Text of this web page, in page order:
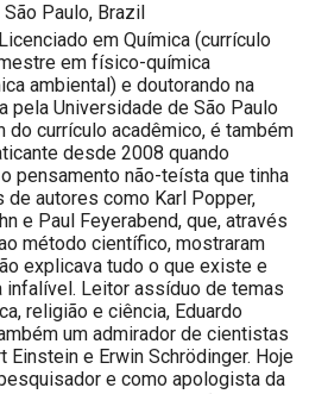
São Paulo, Brazil
em Química (currículo
em físico-química
ambiental) e doutorando na
pela Universidade de São Paulo
do currículo acadêmico, é também
desde 2008 quando
pensamento não-teísta que tinha
de autores como Karl Popper,
e Paul Feyerabend, que, através
método científico, mostraram
explicava tudo o que existe e
infalível. Leitor assíduo de temas
religião e ciência, Eduardo
um admirador de cientistas
Einstein e Erwin Schrödinger. Hoje
e como apologista da